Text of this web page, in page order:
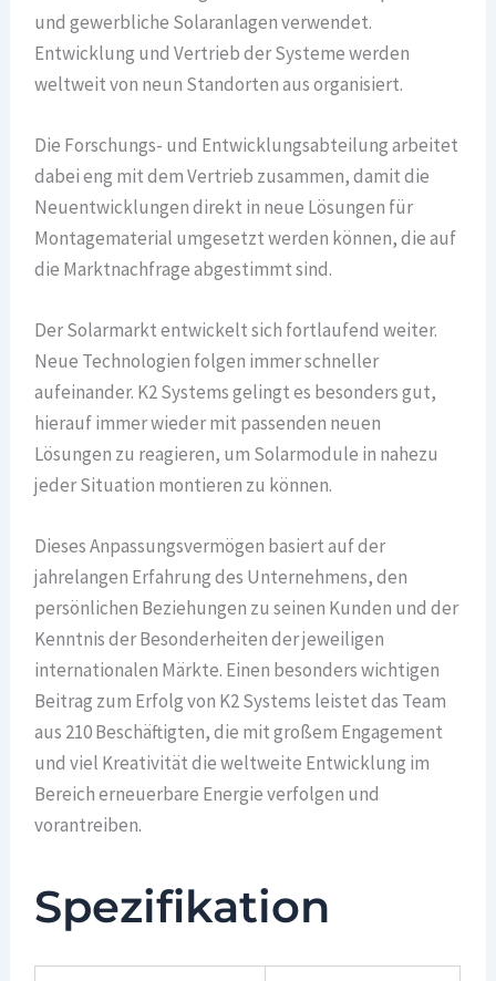
und gewerbliche Solaranlagen verwendet.
Entwicklung und Vertrieb der Systeme werden
weltweit von neun Standorten aus organisiert.
Die Forschungs- und Entwicklungsabteilung arbeitet
dabei eng mit dem Vertrieb zusammen, damit die
Neuentwicklungen direkt in neue Lösungen für
Montagematerial umgesetzt werden können, die auf
die Marktnachfrage abgestimmt sind.
Der Solarmarkt entwickelt sich fortlaufend weiter.
Neue Technologien folgen immer schneller
aufeinander. K2 Systems gelingt es besonders gut,
hierauf immer wieder mit passenden neuen
Lösungen zu reagieren, um Solarmodule in nahezu
jeder Situation montieren zu können.
Dieses Anpassungsvermögen basiert auf der
jahrelangen Erfahrung des Unternehmens, den
persönlichen Beziehungen zu seinen Kunden und der
Kenntnis der Besonderheiten der jeweiligen
internationalen Märkte. Einen besonders wichtigen
Beitrag zum Erfolg von K2 Systems leistet das Team
aus 210 Beschäftigten, die mit großem Engagement
und viel Kreativität die weltweite Entwicklung im
Bereich erneuerbare Energie verfolgen und
vorantreiben.
Spezifikation